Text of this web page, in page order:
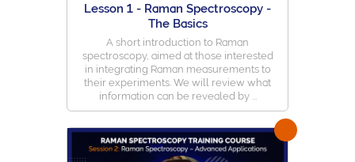
Lesson 1 - Raman Spectroscopy -
The Basics
A short introduction to Raman
spectroscopy, aimed at those interested
in integrating Raman measurements to
their experiments. We will review what
information can be revealed by ...